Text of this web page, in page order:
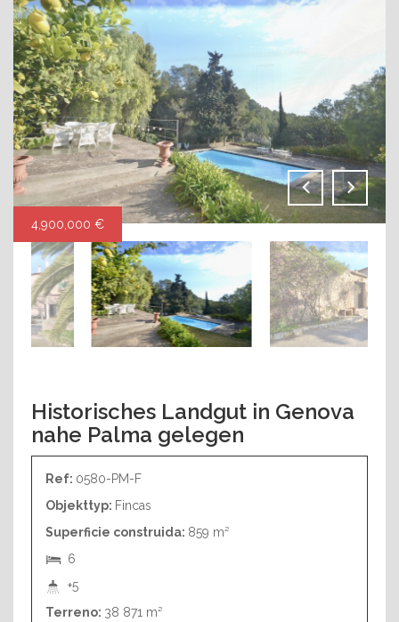
Historisches Landgut in Genova
nahe Palma gelegen
4,900,000 €
Ref: 0580-PM-F
Objekttyp: Fincas
Superficie construida: 859 m²
6
+5
Terreno: 38 871 m²